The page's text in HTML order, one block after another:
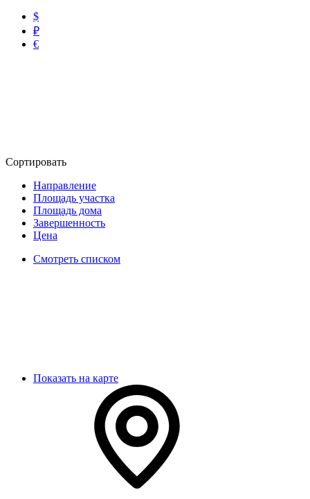
$
₽
€
Сортировать
Направление
Площадь участка
Площадь дома
Завершенность
Цена
Смотреть списком
Показать на карте